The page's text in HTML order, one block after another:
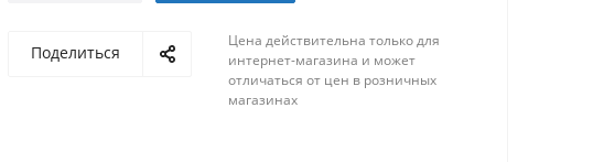
Поделиться
Цена действительна только для
интернет-магазина и может
отличаться от цен в розничных
магазинах